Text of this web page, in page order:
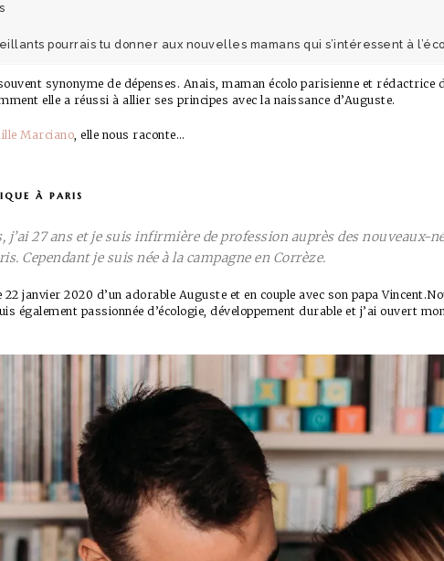
pourrais tu donner aux nouvelles mamans qui s’intéressent à
synonyme de dépenses. Anais, maman écolo parisienne et rédactrice
elle a réussi à allier ses principes avec la naissance d’Auguste.
Marciano , elle nous raconte…
à paris
j’ai 27 ans et je suis infirmière de profession auprès des nouveaux-
Cependant je suis née à la campagne en Corrèze.
22 janvier 2020 d’un adorable Auguste et en couple avec son papa
également passionnée d’écologie, développement durable et j’ai ouvert